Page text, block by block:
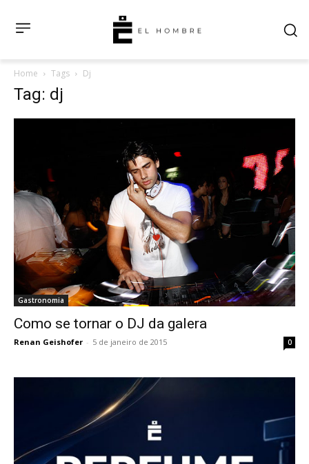
Home Tags Dj
Tag: dj
Gastronomia
Como se tornar o DJ da galera
Renan Geishofer - 5 de janeiro de 2015 0